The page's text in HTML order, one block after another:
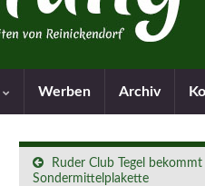
Werben Archiv
Ruder Club Tegel
Sondermittelplakette